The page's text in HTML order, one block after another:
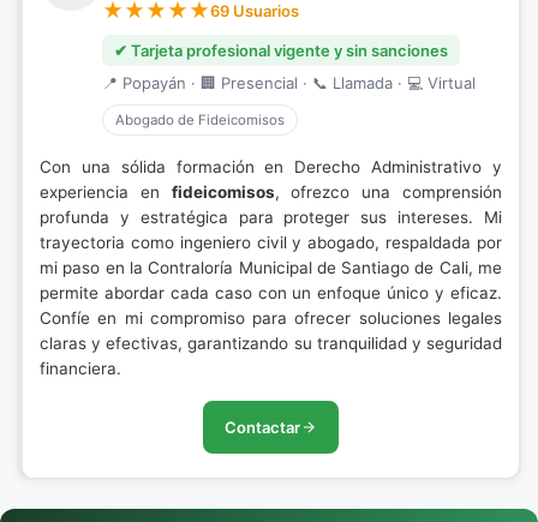
69 Usuarios
✔ Tarjeta profesional vigente y sin sanciones
📍 Popayán · 🏢 Presencial · 📞 Llamada · 💻 Virtual
Abogado de Fideicomisos
Con una sólida formación en Derecho Administrativo y
experiencia en fideicomisos, ofrezco una comprensión
profunda y estratégica para proteger sus intereses. Mi
trayectoria como ingeniero civil y abogado, respaldada por
mi paso en la Contraloría Municipal de Santiago de Cali, me
permite abordar cada caso con un enfoque único y eficaz.
Confíe en mi compromiso para ofrecer soluciones legales
claras y efectivas, garantizando su tranquilidad y seguridad
financiera.
Contactar